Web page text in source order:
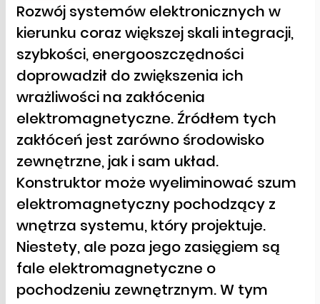
Rozwój systemów elektronicznych w
kierunku coraz większej skali integracji,
szybkości, energooszczędności
doprowadził do zwiększenia ich
wrażliwości na zakłócenia
elektromagnetyczne. Źródłem tych
zakłóceń jest zarówno środowisko
zewnętrzne, jak i sam układ.
Konstruktor może wyeliminować szum
elektromagnetyczny pochodzący z
wnętrza systemu, który projektuje.
Niestety, ale poza jego zasięgiem są
fale elektromagnetyczne o
pochodzeniu zewnętrznym. W tym